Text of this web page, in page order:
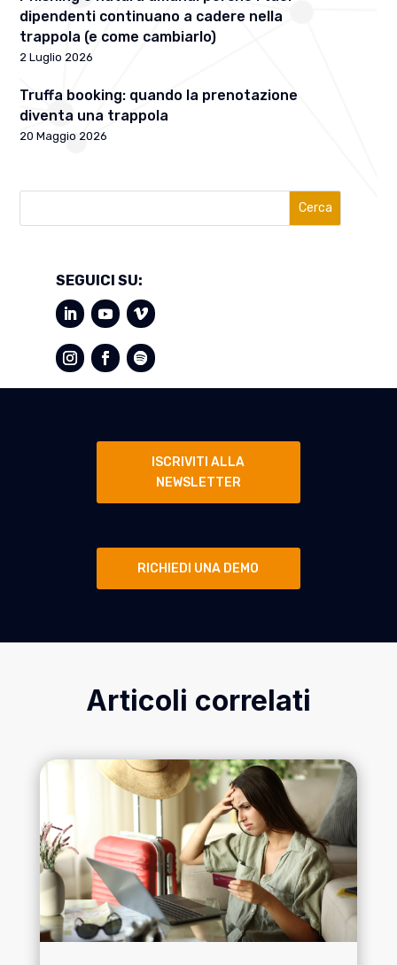
dipendenti continuano a cadere nella
trappola (e come cambiarlo)
2 Luglio 2026
Truffa booking: quando la prenotazione
diventa una trappola
20 Maggio 2026
Cerca
SEGUICI SU:
ISCRIVITI ALLA
NEWSLETTER
RICHIEDI UNA DEMO
Articoli correlati